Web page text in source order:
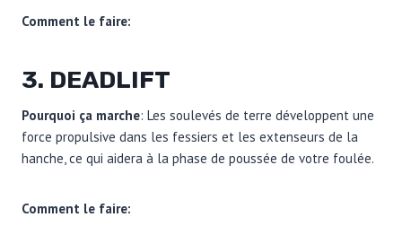
Comment le faire:
3. DEADLIFT
Pourquoi ça marche: Les soulevés de terre développent une
force propulsive dans les fessiers et les extenseurs de la
hanche, ce qui aidera à la phase de poussée de votre foulée.
Comment le faire: